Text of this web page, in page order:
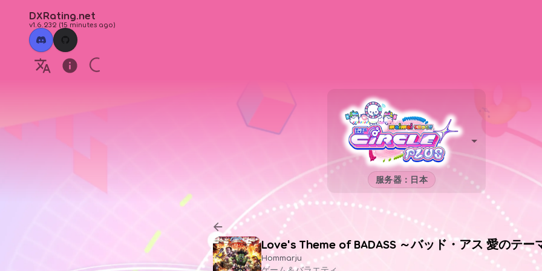
DXRating.net
v1.6.232 (15 minutes ago)
服务器：日本
Love's Theme of BADASS ～バッド・アス 愛のテー
Hommarju